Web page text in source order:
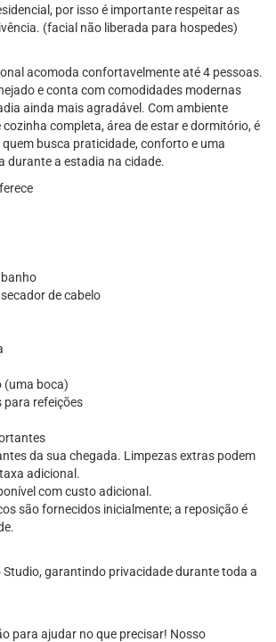
por isso é importante respeitar as
(facial não liberada para hospedes)
acomoda confortavelmente até 4 pessoas.
e conta com comodidades modernas
ainda mais agradável. Com ambiente
completa, área de estar e dormitório, é
busca praticidade, conforto e uma
durante a estadia na cidade.
banho
de cabelo
(uma boca)
para refeições
da sua chegada. Limpezas extras podem
adicional.
com custo adicional.
são fornecidos inicialmente; a reposição é
Studio, garantindo privacidade durante toda a
para ajudar no que precisar! Nosso